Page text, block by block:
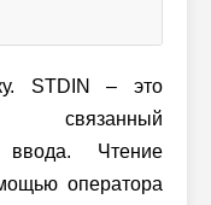
STDIN – это
связанный
Чтение
оператора